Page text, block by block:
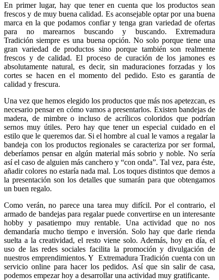
En primer lugar, hay que tener en cuenta que los productos sean
frescos y de muy buena calidad. Es aconsejable optar por una buena
marca en la que podamos confiar y tenga gran variedad de ofertas
para no marearnos buscando y buscando. Extremadura
Tradición siempre es una buena opción. No solo porque tiene una
gran variedad de productos sino porque también son realmente
frescos y de calidad. El proceso de curación de los jamones es
absolutamente natural, es decir, sin maduraciones forzadas y los
cortes se hacen en el momento del pedido. Esto es garantía de
calidad y frescura.
Una vez que hemos elegido los productos que más nos apetezcan, es
necesario pensar en cómo vamos a presentarlos. Existen bandejas de
madera, de mimbre o incluso de acrílicos coloridos que podrían
sernos muy útiles. Pero hay que tener un especial cuidado en el
estilo que le queremos dar. Si el hombre al cual le vamos a regalar la
bandeja con los productos regionales se caracteriza por ser formal,
deberíamos pensar en algún material más sobrio y noble. No sería
así el caso de alguien más canchero y “con onda”. Tal vez, para éste,
añadir colores no estaría nada mal. Los toques distintos que demos a
la presentación son los detalles que sumarán para que obtengamos
un buen regalo.
Como verán, no parece una tarea muy difícil. Por el contrario, el
armado de bandejas para regalar puede convertirse en un interesante
hobby y pasatiempo muy rentable. Una actividad que no nos
demandaría mucho tiempo e inversión. Solo hay que darle rienda
suelta a la creatividad, el resto viene solo. Además, hoy en día, el
uso de las redes sociales facilita la promoción y divulgación de
nuestros emprendimientos. Y Extremadura Tradición cuenta con un
servicio online para hacer los pedidos. Así que sin salir de casa,
podemos empezar hoy a desarrollar una actividad muy gratificante.